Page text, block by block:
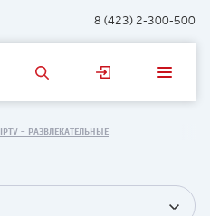
8 (423) 2-300-500
IPTV - РАЗВЛЕКАТЕЛЬНЫЕ